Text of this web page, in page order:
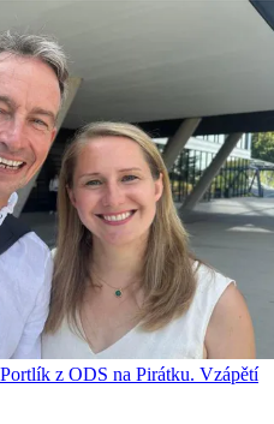
z ODS na Pirátku. Vzápětí